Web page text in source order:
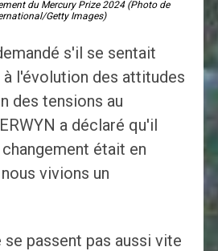
du Mercury Prize 2024 (Photo de
Getty Images)
s'il se sentait
l'évolution des attitudes
des tensions au
a déclaré qu'il
était en
vivions un
se passent pas aussi vite